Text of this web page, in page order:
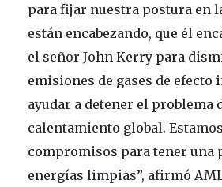
para fijar nuestra postura en
están encabezando, que él
el señor John Kerry para
emisiones de gases de efecto
ayudar a detener el problema
calentamiento global.
compromisos para tener una
energías limpias”, afirmó